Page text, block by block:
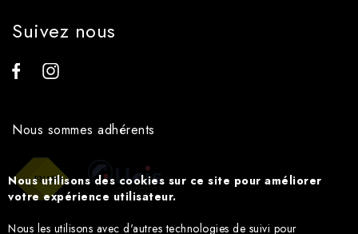
Suivez nous
Nous sommes adhérents
Nous utilisons des cookies sur ce site pour améliorer
votre expérience utilisateur.
Nous les utilisons avec d'autres technologies de suivi pour